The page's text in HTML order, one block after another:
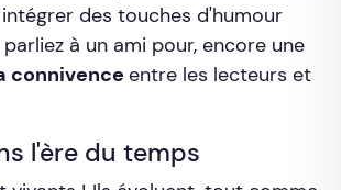
des touches d'humour
à un ami pour, encore une
connivence entre les lecteurs et
l'ère du temps